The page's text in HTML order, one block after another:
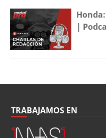
|
TRABAJAMOS EN